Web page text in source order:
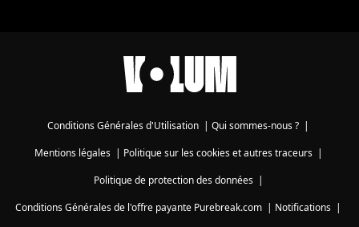
Conditions Générales d'Utilisation | Qui sommes-nous ? |
Mentions légales| Politique sur les cookies et autres traceurs|
Politique de protection des données|
Conditions Générales de l'offre payante Purebreak.com | Notifications |